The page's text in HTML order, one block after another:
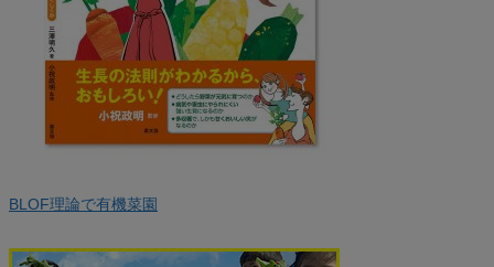
BLOF理論で有機菜園